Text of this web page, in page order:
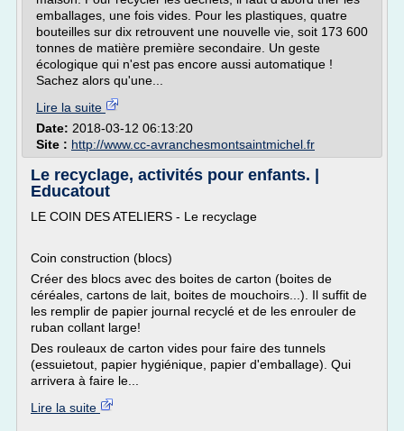
emballages, une fois vides. Pour les plastiques, quatre
bouteilles sur dix retrouvent une nouvelle vie, soit 173 600
tonnes de matière première secondaire. Un geste
écologique qui n'est pas encore aussi automatique !
Sachez alors qu'une...
Lire la suite
Date: 2018-03-12 06:13:20
Site : http://www.cc-avranchesmontsaintmichel.fr
Le recyclage, activités pour enfants. |
Educatout
LE COIN DES ATELIERS - Le recyclage
Coin construction (blocs)
Créer des blocs avec des boites de carton (boites de
céréales, cartons de lait, boites de mouchoirs...). Il suffit de
les remplir de papier journal recyclé et de les enrouler de
ruban collant large!
Des rouleaux de carton vides pour faire des tunnels
(essuietout, papier hygiénique, papier d'emballage). Qui
arrivera à faire le...
Lire la suite